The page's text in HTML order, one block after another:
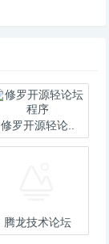
修罗开源轻论..
腾龙技术论坛